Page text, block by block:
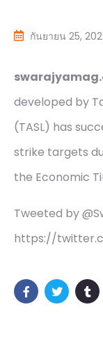
กันยายน 25,
developed by
(TASL) has
strike targets
the Economic
Tweeted by
https://